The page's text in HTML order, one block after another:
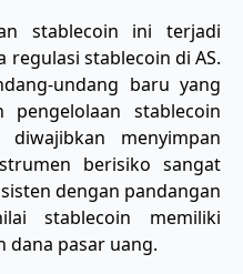
stablecoin ini terjadi
stablecoin di AS.
undang baru yang
stablecoin
menyimpan
berisiko sangat
dengan pandangan
stablecoin memiliki
dana pasar uang.